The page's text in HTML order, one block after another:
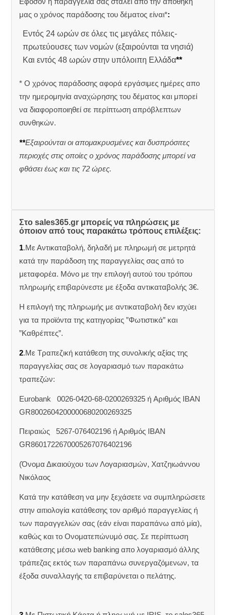
μας ο χρόνος παράδοσης του δέματος είναι*:
Εντός 24 ωρών σε όλες τις μεγάλες πόλεις-
πρωτεύουσες των νομών (εξαιρούνται τα νησιά)
Και εντός 48 ωρών στην υπόλοιπη Ελλάδα**
* Ο χρόνος παράδοσης αφορά εργάσιμες ημέρες απο
την ημερομηνία αναχώρησης του δέματος και μπορεί
να διαφοροποιηθεί σε περίπτωση απρόβλεπτων
συνθηκών.
**Εξαιρούνται οι απομακρυσμένες και δυσπρόσιτες
περιοχές στις οποίες ο χρόνος παράδοσης μπορεί να
φθάσει έως και τις 72 ώρες.
Στο sales365.gr μπορείς να πληρώσεις με
όποιον από τους παρακάτω τρόπους επιλέξεις:
1.Με Αντικαταβολή, δηλαδή με πληρωμή σε μετρητά
κατά την παράδοση της παραγγελίας σας από το
μεταφορέα. Μόνο με την επιλογή αυτού του τρόπου
πληρωμής επιβαρύνεστε με έξοδα αντικαταβολής 3€.
Η επιλογή της πληρωμής με αντικαταβολή δεν ισχύει
για τα προϊόντα της κατηγορίας ”Φωτιστικά” και
”Καθρέπτες”.
2.Με Τραπεζική κατάθεση της συνολικής αξίας της
παραγγελίας σας σε λογαριασμό των παρακάτω
τραπεζών:
Eurobank 0026-0420-68-0200269325 ή Aριθμός IBAN
GR8002604200000680200269325
Πειραιώς 5267-076402196 ή Αριθμός IBAN
GR8601722670005267076402196
(Όνομα Δικαιούχου των Λογαριασμών, Χατζηιωάννου
Νικόλαος
Κατά την κατάθεση να μην ξεχάσετε να συμπληρώσετε
στην αιτιολογία κατάθεσης τον αριθμό παραγγελίας ή
των παραγγελιών σας (εάν είναι παραπάνω από μία),
καθώς και το Ονοματεπώνυμό σας. Σε περίπτωση
κατάθεσης μέσω web banking απο λογαριασμό άλλης
τράπεζας εκτός των παραπάνω συνεργαζόμενων, τα
έξοδα συναλλαγής τα επιβαρύνεται ο πελάτης.